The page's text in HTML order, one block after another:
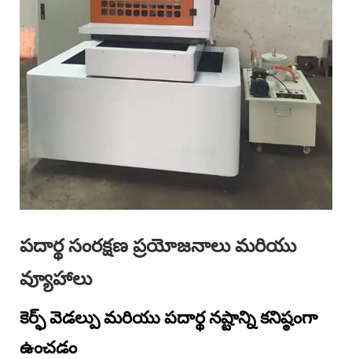
పదార్థ సంరక్షణ ప్రయోజనాలు మరియు
వ్యూహాలు
కెర్ఫ్ వెడల్పు మరియు పదార్థ నష్టాన్ని కనిష్ఠంగా
ఉంచడం